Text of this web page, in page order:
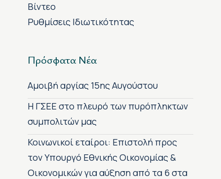
Βίντεο
Ρυθμίσεις Ιδιωτικότητας
Πρόσφατα Νέα
Αμοιβή αργίας 15ης Αυγούστου
H ΓΣΕΕ στο πλευρό των πυρόπληκτων
συμπολιτών μας
Κοινωνικοί εταίροι: Επιστολή προς
τον Υπουργό Εθνικής Οικονομίας &
Οικονομικών για αύξηση από τα 6 στα